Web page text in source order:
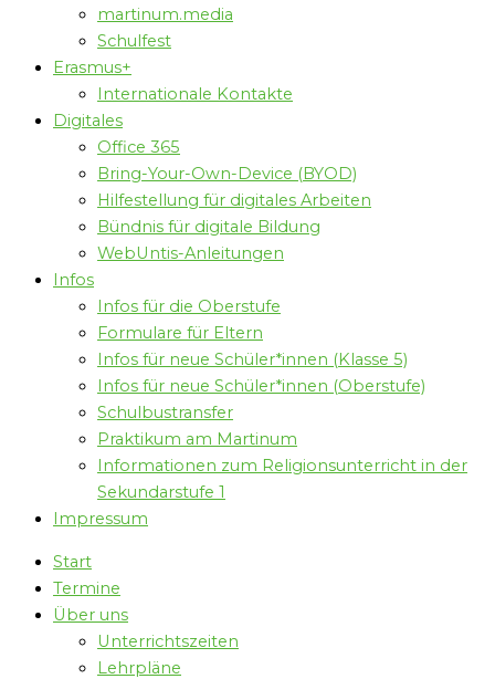
martinum.media
Schulfest
Erasmus+
Internationale Kontakte
Digitales
Office 365
Bring-Your-Own-Device (BYOD)
Hilfestellung für digitales Arbeiten
Bündnis für digitale Bildung
WebUntis-Anleitungen
Infos
Infos für die Oberstufe
Formulare für Eltern
Infos für neue Schüler*innen (Klasse 5)
Infos für neue Schüler*innen (Oberstufe)
Schulbustransfer
Praktikum am Martinum
Informationen zum Religionsunterricht in der
Sekundarstufe 1
Impressum
Start
Termine
Über uns
Unterrichtszeiten
Lehrpläne